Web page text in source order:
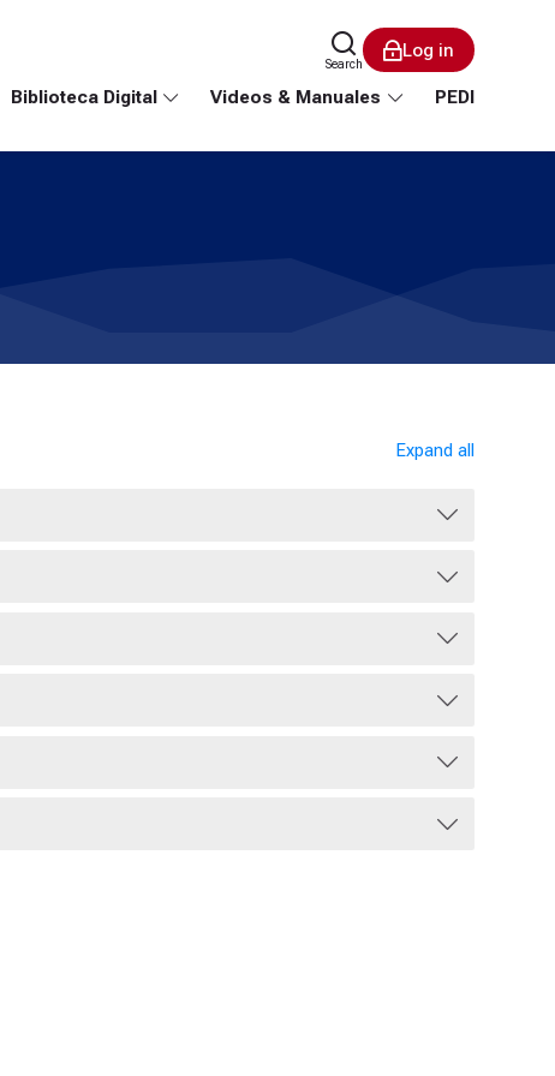
Biblioteca Digital Videos & Manuales PEDI
Search
Log in
Expand all